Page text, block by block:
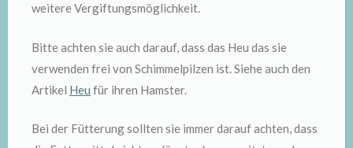
weitere Vergiftungsmöglichkeit.
Bitte achten sie auch darauf, dass das Heu das sie
verwenden frei von Schimmelpilzen ist. Siehe auch den
Artikel Heu für ihren Hamster.
Bei der Fütterung sollten sie immer darauf achten, dass